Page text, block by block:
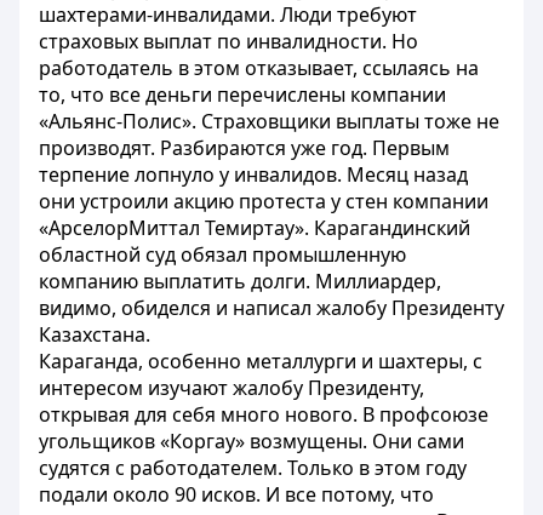
шахтерами-инвалидами. Люди требуют
страховых выплат по инвалидности. Но
работодатель в этом отказывает, ссылаясь на
то, что все деньги перечислены компании
«Альянс-Полис». Страховщики выплаты тоже не
производят. Разбираются уже год. Первым
терпение лопнуло у инвалидов. Месяц назад
они устроили акцию протеста у стен компании
«АрселорМиттал Темиртау». Карагандинский
областной суд обязал промышленную
компанию выплатить долги. Миллиардер,
видимо, обиделся и написал жалобу Президенту
Казахстана.
Караганда, особенно металлурги и шахтеры, с
интересом изучают жалобу Президенту,
открывая для себя много нового. В профсоюзе
угольщиков «Коргау» возмущены. Они сами
судятся с работодателем. Только в этом году
подали около 90 исков. И все потому, что